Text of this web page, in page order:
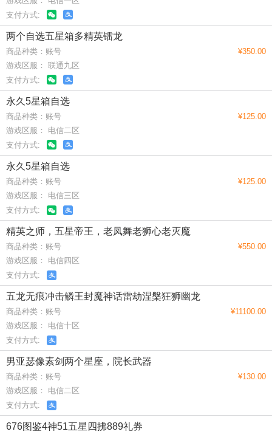
支付方式:
两个自选五星箱多精英镭龙
商品种类：账号
游戏区服： 联通九区
支付方式:
¥350.00
永久5星箱自选
商品种类：账号
游戏区服： 电信二区
支付方式:
¥125.00
永久5星箱自选
商品种类：账号
游戏区服： 电信三区
支付方式:
¥125.00
精英之师，五星帝王，老凤舞老狮心老灭魔
商品种类：账号
游戏区服： 电信四区
支付方式:
¥550.00
五龙无痕冲击鳞王封魔神话雷劫涅槃狂狮幽龙
商品种类：账号
游戏区服： 电信十区
支付方式:
¥11100.00
男亚瑟像素剑两个星座，院长武器
商品种类：账号
游戏区服： 电信二区
支付方式:
¥130.00
676图鉴4神51五星四拂889礼券